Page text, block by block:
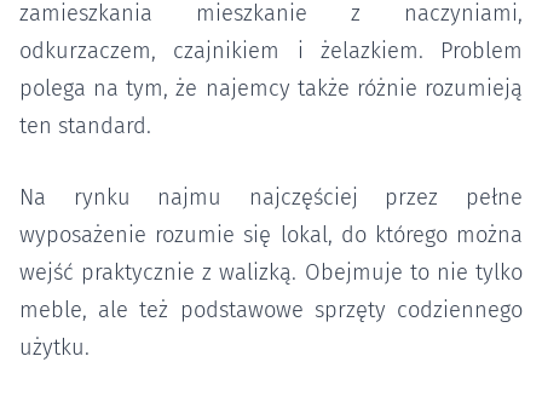
zamieszkania mieszkanie z naczyniami,
odkurzaczem, czajnikiem i żelazkiem. Problem
polega na tym, że najemcy także różnie rozumieją
ten standard.
Na rynku najmu najczęściej przez pełne
wyposażenie rozumie się lokal, do którego można
wejść praktycznie z walizką. Obejmuje to nie tylko
meble, ale też podstawowe sprzęty codziennego
użytku.